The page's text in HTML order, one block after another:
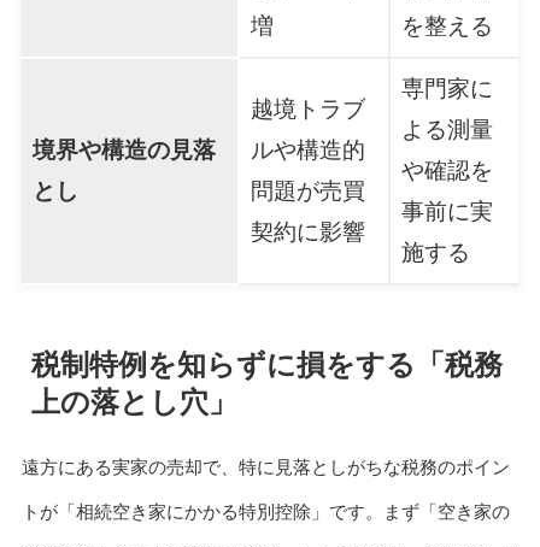
増
を整える
境界や構造の見落
とし
越境トラブ
ルや構造的
問題が売買
契約に影響
専門家に
よる測量
や確認を
事前に実
施する
税制特例を知らずに損をする「税務
上の落とし穴」
遠方にある実家の売却で、特に見落としがちな税務のポイン
トが「相続空き家にかかる特別控除」です。まず「空き家の